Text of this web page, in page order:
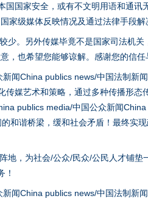
国国家安全，或有不文明用语和通讯
级媒体反映情况及通过法律手段解
少。另外传媒毕竟不是国家司法机关
，也希望您能够谅解。感谢您的信任
闻China publics news/中国法制新
媒艺术和策略，通过多种传播形态
publics media/中国公众新闻
和谐桥梁，缓和社会矛盾！最终实
地，为社会/公众/民众/公民人才铺垫
！
闻China publics news/中国法制新